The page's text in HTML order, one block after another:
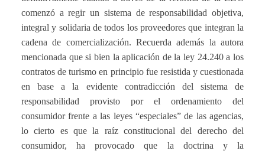
comenzó a regir un sistema de responsabilidad objetiva,
integral y solidaria de todos los proveedores que integran la
cadena de comercialización. Recuerda además la autora
mencionada que si bien la aplicación de la ley 24.240 a los
contratos de turismo en principio fue resistida y cuestionada
en base a la evidente contradicción del sistema de
responsabilidad provisto por el ordenamiento del
consumidor frente a las leyes “especiales” de las agencias,
lo cierto es que la raíz constitucional del derecho del
consumidor, ha provocado que la doctrina y la